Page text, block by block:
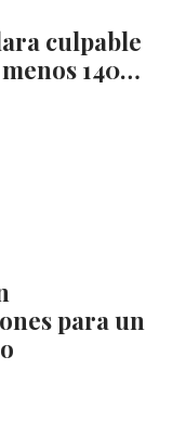
culpable
140…
para un